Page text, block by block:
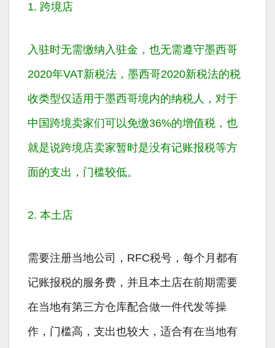
1. 跨境店
入驻时无需缴纳入驻金，也无需遵守墨西哥
2020年VAT新税法，墨西哥2020新税法的税
收类型仅适用于墨西哥境内的纳税人，对于
中国跨境卖家们可以免缴36%的增值税 ，也
就是说跨境店卖家暂时是没有记账报税等方
面的支出，门槛较低。
2. 本土店
需要注册当地公司，RFC税号，每个月都有
记账报税的服务费，并且本土店在前期需要
在当地有第三方仓库配合做一件代发等操
作，门槛高，支出也较大，适合有在当地有